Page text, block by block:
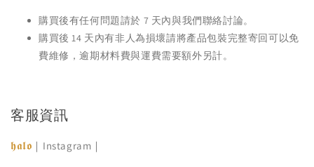
購買後有任何問題請於 7 天內與我們聯絡討論。
購買後 14 天內有非人為損壞請將產品包裝完整寄回可以免
費維修，逾期材料費與運費需要額外另計。
客服資訊
𝖍𝖆𝖑𝖔 ｜Instagram｜